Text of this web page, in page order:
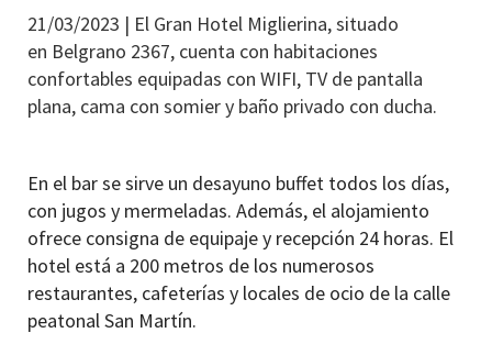
21/03/2023 | El Gran Hotel Miglierina, situado
en Belgrano 2367, cuenta con habitaciones
confortables equipadas con WIFI, TV de pantalla
plana, cama con somier y baño privado con ducha.
En el bar se sirve un desayuno buffet todos los días,
con jugos y mermeladas. Además, el alojamiento
ofrece consigna de equipaje y recepción 24 horas. El
hotel está a 200 metros de los numerosos
restaurantes, cafeterías y locales de ocio de la calle
peatonal San Martín.